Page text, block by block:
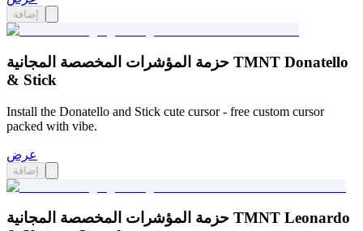
إضافة
حزمة المؤشرات المخصصة المجانية TMNT Donatello
& Stick
Install the Donatello and Stick cute cursor - free custom cursor
packed with vibe.
عرض
إضافة
حزمة المؤشرات المخصصة المجانية TMNT Leonardo